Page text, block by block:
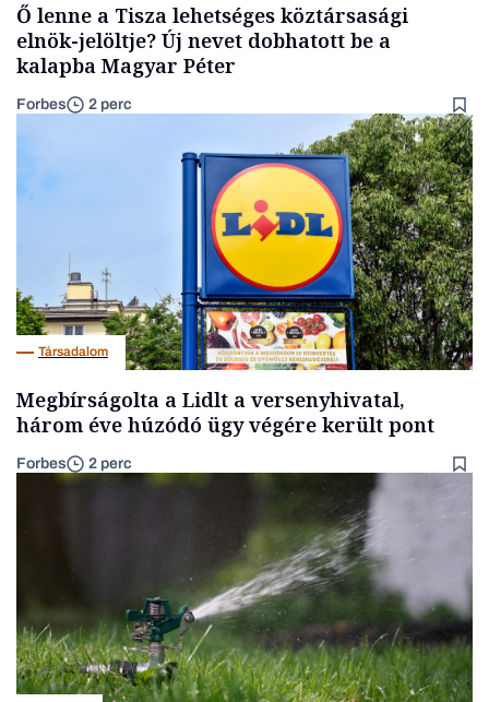
Ő lenne a Tisza lehetséges köztársasági
elnök-jelöltje? Új nevet dobhatott be a
kalapba Magyar Péter
Forbes 2 perc
Társadalom
Megbírságolta a Lidlt a versenyhivatal,
három éve húzódó ügy végére került pont
Forbes 2 perc